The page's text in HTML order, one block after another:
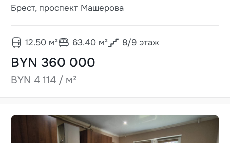
Брест, проспект Машерова
12.50м² 63.40м² 8/9этаж
BYN 360 000
BYN 4 114 / м²